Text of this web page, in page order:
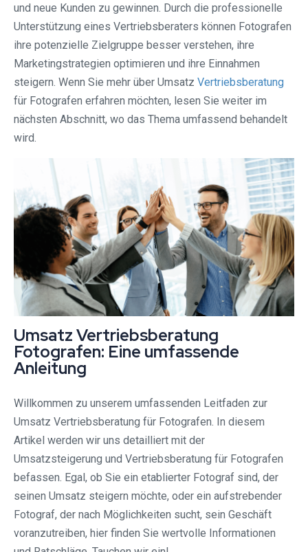
und neue Kunden zu gewinnen. Durch die professionelle
Unterstützung eines Vertriebsberaters können Fotografen
ihre potenzielle Zielgruppe besser verstehen, ihre
Marketingstrategien optimieren und ihre Einnahmen
steigern. Wenn Sie mehr über Umsatz Vertriebsberatung
für Fotografen erfahren möchten, lesen Sie weiter im
nächsten Abschnitt, wo das Thema umfassend behandelt
wird.
Umsatz Vertriebsberatung
Fotografen: Eine umfassende
Anleitung
Willkommen zu unserem umfassenden Leitfaden zur
Umsatz Vertriebsberatung für Fotografen. In diesem
Artikel werden wir uns detailliert mit der
Umsatzsteigerung und Vertriebsberatung für Fotografen
befassen. Egal, ob Sie ein etablierter Fotograf sind, der
seinen Umsatz steigern möchte, oder ein aufstrebender
Fotograf, der nach Möglichkeiten sucht, sein Geschäft
voranzutreiben, hier finden Sie wertvolle Informationen